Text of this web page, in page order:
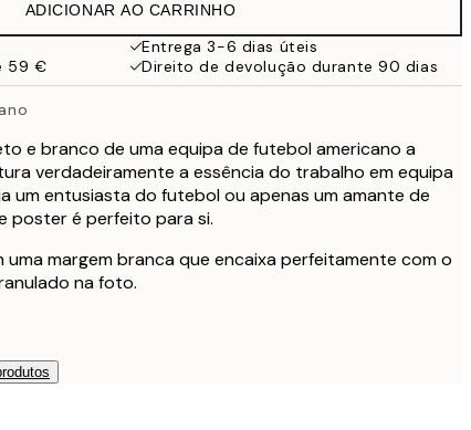
ADICIONAR AO CARRINHO
Entrega 3-6 dias úteis
59 €
Direito de devolução durante 90 dias
e branco de uma equipa de futebol americano a
verdadeiramente a essência do trabalho em equipa
um entusiasta do futebol ou apenas um amante de
poster é perfeito para si.
margem branca que encaixa perfeitamente com o
na foto.